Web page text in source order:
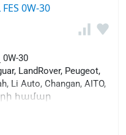
0W-30
30
LandRover, Peugeot,
Li Auto, Changan, AITO,
համար